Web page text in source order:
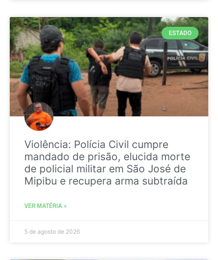
ESTADO
Violência: Polícia Civil cumpre
mandado de prisão, elucida morte
de policial militar em São José de
Mipibu e recupera arma subtraída
VER MATÉRIA »
5 de agosto de 2026